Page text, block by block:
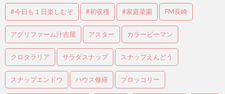
#今日も１日楽しむぞ #初収穫 #家庭菜園 FM長崎
アグリファーム汁吉屋 アスター カラーピーマン
クロタラリア サラダスナップ スナップえんどう
スナップエンドウ ハウス修繕 ブロッコリー